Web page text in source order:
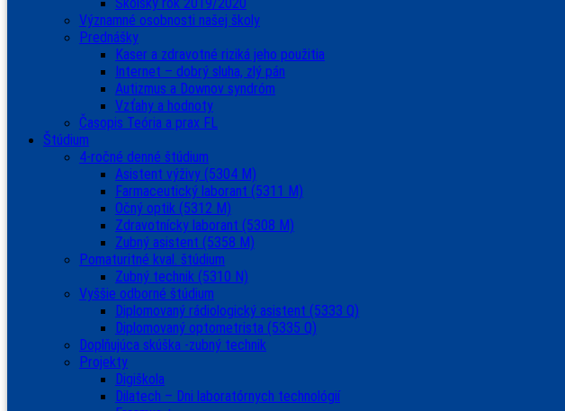
Významné osobnosti našej školy
Prednášky
Kaser a zdravotné riziká jeho použitia
Internet – dobrý sluha, zlý pán
Autizmus a Downov syndróm
Vzťahy a hodnoty
Časopis Teória a prax FL
Štúdium
4-ročné denné štúdium
Asistent výživy (5304 M)
Farmaceutický laborant (5311 M)
Očný optik (5312 M)
Zdravotnícky laborant (5308 M)
Zubný asistent (5358 M)
Pomaturitné kval. štúdium
Zubný technik (5310 N)
Vyššie odborné štúdium
Diplomovaný rádiologický asistent (5333 Q)
Diplomovaný optometrista (5335 Q)
Doplňujúca skúška -zubný technik
Projekty
Digiškola
Dilatech – Dni laboratórnych technológií